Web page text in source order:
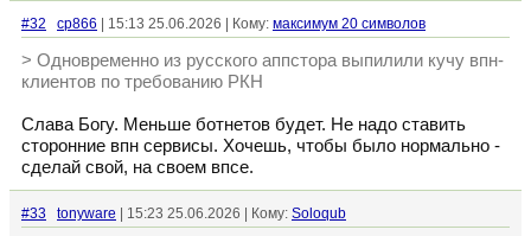
#32 cp866 | 15:13 25.06.2026 | Кому: максимум 20 символов
> Одновременно из русского аппстора выпилили кучу впн-
клиентов по требованию РКН
Слава Богу. Меньше ботнетов будет. Не надо ставить
сторонние впн сервисы. Хочешь, чтобы было нормально -
сделай свой, на своем впсе.
#33 tonyware | 15:23 25.06.2026 | Кому: Soloqub